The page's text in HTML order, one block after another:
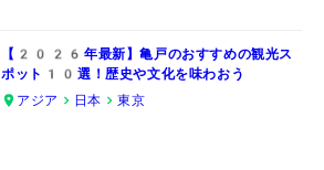
【2026年最新】亀戸のおすすめの観光ス
ポット10選！歴史や文化を味わおう
アジア
日本 東京